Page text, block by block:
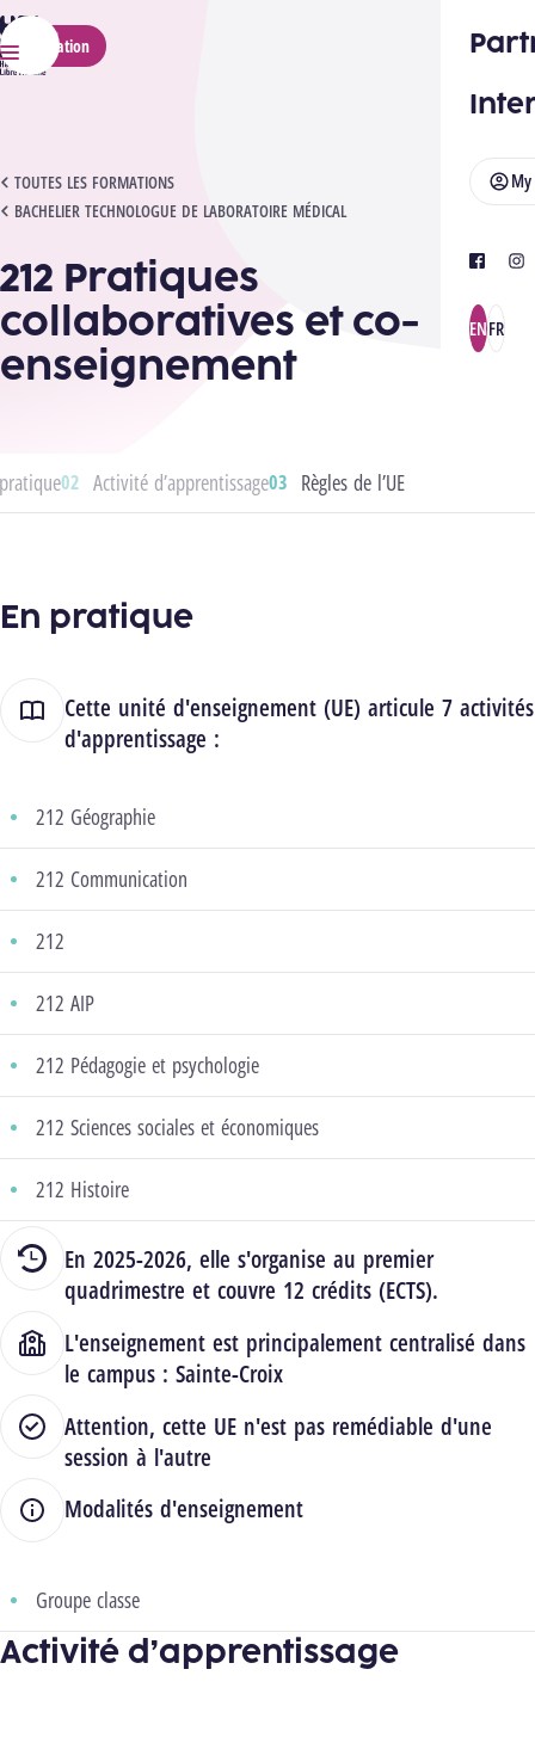
HELMo
Menu
My
facebook
ENFR
Application
TOUTES LES FORMATIONS
BACHELIER TECHNOLOGUE DE LABORATOIRE MÉDICAL
212 PRATIQUES COLLABORATIVES ET CO-ENSEIGNEMENT
212 Pratiques
collaboratives et co-
enseignement
Activité d’apprentissage Règles de l’UE
En pratique
Cette unité d'enseignement (UE) articule 7 activités
d'apprentissage :
212 Géographie
212 Communication
212
212 AIP
212 Pédagogie et psychologie
212 Sciences sociales et économiques
212 Histoire
En 2025-2026, elle s'organise au premier
quadrimestre et couvre 12 crédits (ECTS).
L'enseignement est principalement centralisé dans
le campus : Sainte-Croix
Attention, cette UE n'est pas remédiable d'une
session à l'autre
Modalités d'enseignement
Groupe classe
Activité d’apprentissage